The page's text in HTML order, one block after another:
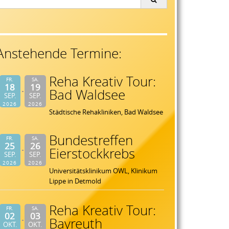
Termine:
FR.
18
SEP.
2026
SA.
19
SEP.
2026
Reha Kreativ Tour:
Bad Waldsee
Städtische Rehakliniken, Bad Waldsee
FR.
25
SEP.
2026
SA.
26
SEP.
2026
Bundestreffen
Eierstockkrebs
Universitätsklinikum OWL, Klinikum
Lippe in Detmold
FR.
02
OKT.
SA.
03
OKT.
Reha Kreativ Tour:
Bayreuth